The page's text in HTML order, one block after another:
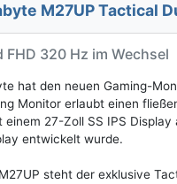
M27UP Tactical
FHD 320 Hz im Wechsel
hat den neuen Gaming-
Monitor erlaubt einen
einem 27-Zoll SS IPS
entwickelt wurde.
steht der exklusive